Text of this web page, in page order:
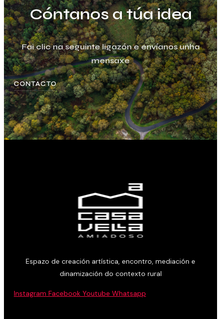
Cóntanos a túa idea
Fai clic na seguinte ligazón e envíanos unha
mensaxe
CONTACTO
Espazo de creación artística, encontro, mediación e
dinamización do contexto rural
Instagram Facebook Youtube Whatsapp